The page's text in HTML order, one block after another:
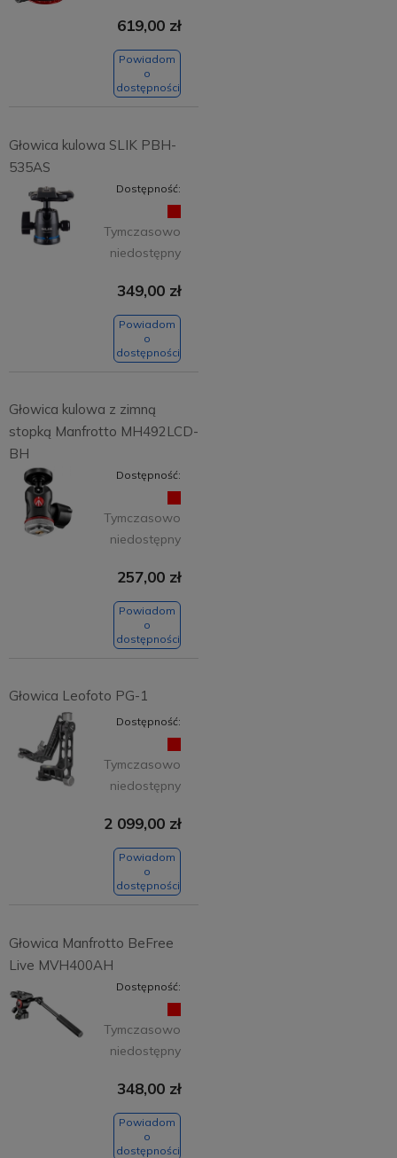
619,00 zł
Powiadom
o
dostępności
Głowica kulowa SLIK PBH-
535AS
Dostępność:
Tymczasowo
niedostępny
349,00 zł
Powiadom
o
dostępności
Głowica kulowa z zimną
stopką Manfrotto MH492LCD-
BH
Dostępność:
Tymczasowo
niedostępny
257,00 zł
Powiadom
o
dostępności
Głowica Leofoto PG-1
Dostępność:
Tymczasowo
niedostępny
2 099,00 zł
Powiadom
o
dostępności
Głowica Manfrotto BeFree
Live MVH400AH
Dostępność:
Tymczasowo
niedostępny
348,00 zł
Powiadom
o
dostępności